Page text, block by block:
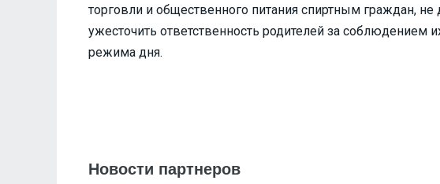
торговли и общественного питания спиртным граждан, не
ужесточить ответственность родителей за
режима дня.
Новости партнеров